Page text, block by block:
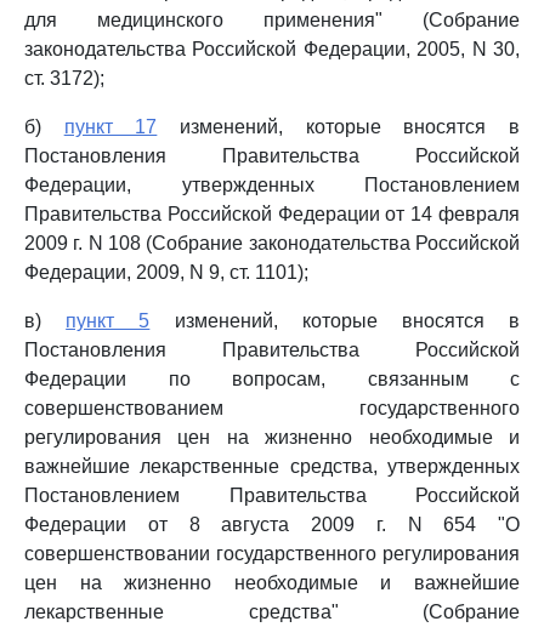
для медицинского применения" (Собрание
законодательства Российской Федерации, 2005, N 30,
ст. 3172);
б) пункт 17 изменений, которые вносятся в
Постановления Правительства Российской
Федерации, утвержденных Постановлением
Правительства Российской Федерации от 14 февраля
2009 г. N 108 (Собрание законодательства Российской
Федерации, 2009, N 9, ст. 1101);
в) пункт 5 изменений, которые вносятся в
Постановления Правительства Российской
Федерации по вопросам, связанным с
совершенствованием государственного
регулирования цен на жизненно необходимые и
важнейшие лекарственные средства, утвержденных
Постановлением Правительства Российской
Федерации от 8 августа 2009 г. N 654 "О
совершенствовании государственного регулирования
цен на жизненно необходимые и важнейшие
лекарственные средства" (Собрание